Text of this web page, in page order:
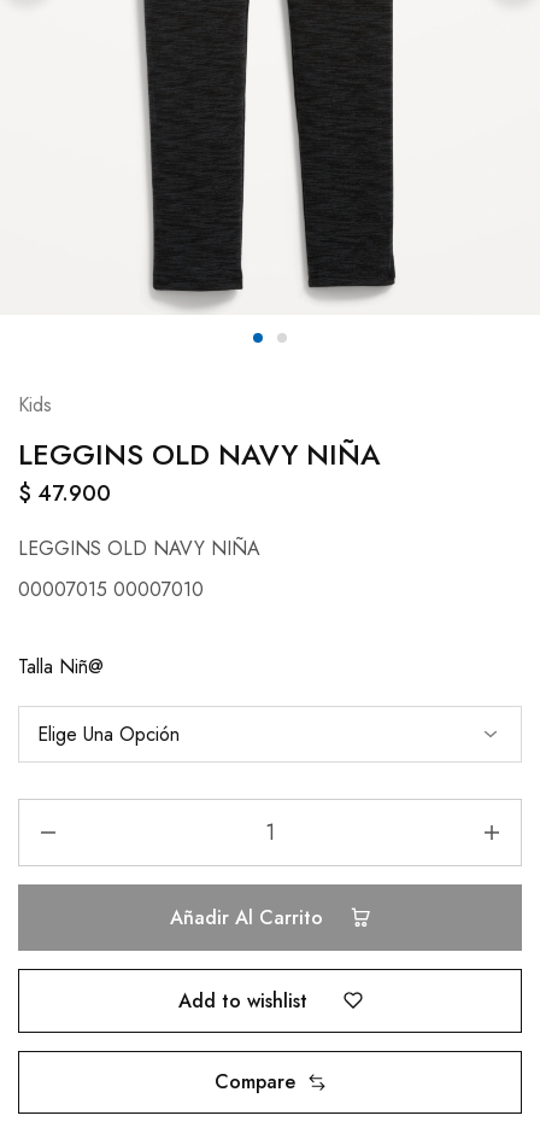
Kids
LEGGINS OLD NAVY NIÑA
$ 47.900
LEGGINS OLD NAVY NIÑA
00007015 00007010
Talla Niñ@
Añadir Al Carrito
Add to wishlist
Compare